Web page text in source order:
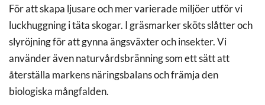
För att skapa ljusare och mer varierade miljöer utför vi
luckhuggning i täta skogar. I gräsmarker sköts slåtter och
slyröjning för att gynna ängsväxter och insekter. Vi
använder även naturvårdsbränning som ett sätt att
återställa markens näringsbalans och främja den
biologiska mångfalden.